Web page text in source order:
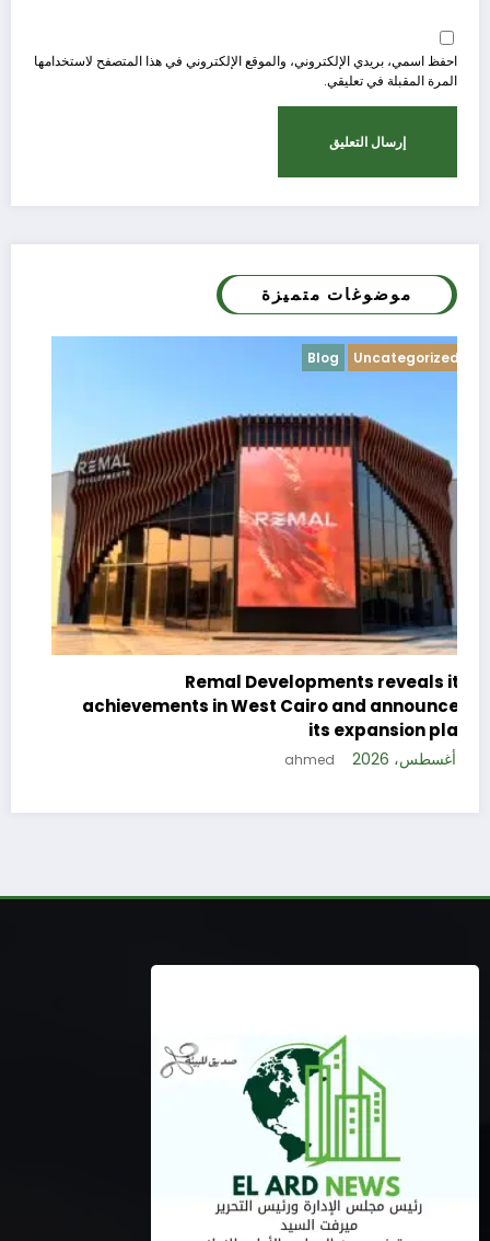
احفظ اسمي، بريدي الإلكتروني، والموقع الإلكتروني في هذا المتصفح لاستخدامها
المرة المقبلة في تعليقي.
موضوغات متميزة
Blog Uncategorized
Remal Developments reveals its
achievements in West Cairo and announces
its expansion plan
5 أغسطس، 2026 ahmed